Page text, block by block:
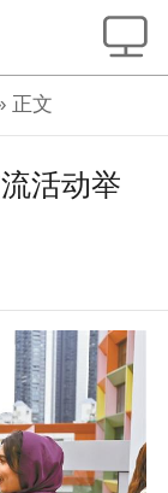
正文
活动举